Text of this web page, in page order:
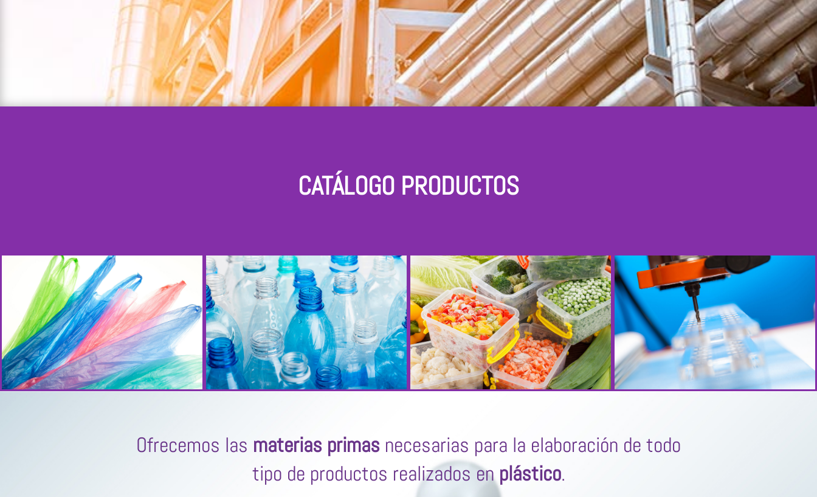
CATÁLOGO PRODUCTOS
Ofrecemos las materias primas necesarias para la elaboración de todo
tipo de productos realizados enplástico.